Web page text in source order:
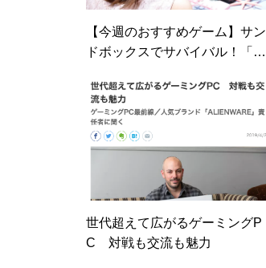
【今週のおすすめゲーム】サン
ドボックスでサバイバル！「Sc
世代超えて広がるゲーミングP
C 対戦も交流も魅力